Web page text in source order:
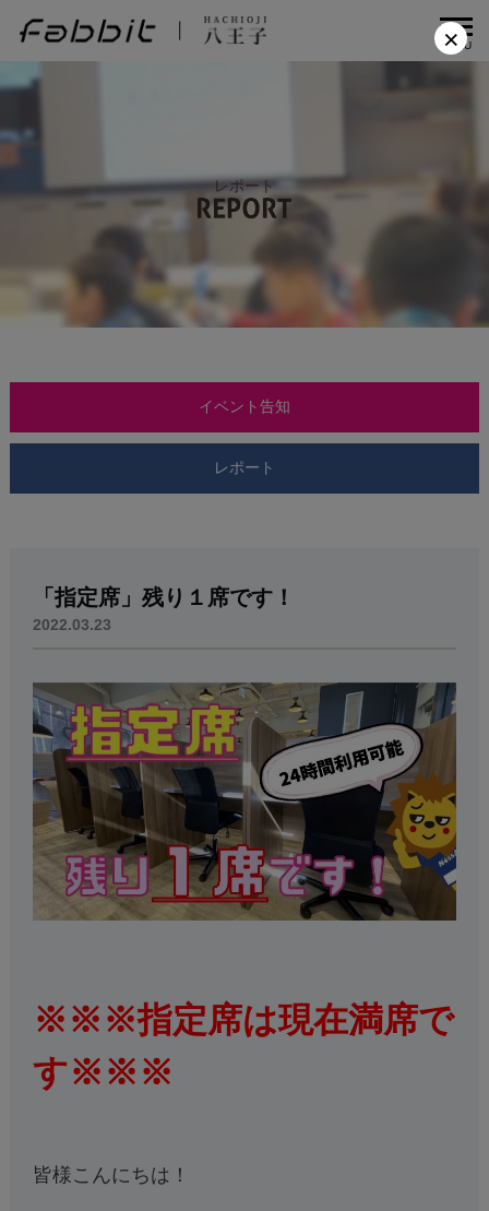
MENU
レポート
イベント告知
レポート
「指定席」残り１席です！
2022.03.23
※※※指定席は現在満席で
す※※※
皆様こんにちは！
×